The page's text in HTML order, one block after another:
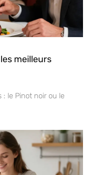
meilleurs
: le Pinot noir ou le